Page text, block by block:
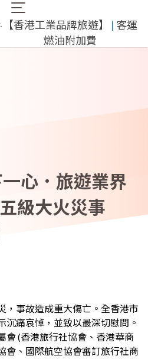
Main
navigation
​【香港工業品牌旅遊】 ​ | 客運
燃油附加費
心．旅遊業界
級大火災事
，事故造成重大傷亡。全香港市
沉痛哀悼，並致以最深切慰問。
會 (香港旅行社協會、香港華商
會、國際航空協會審訂旅行社商